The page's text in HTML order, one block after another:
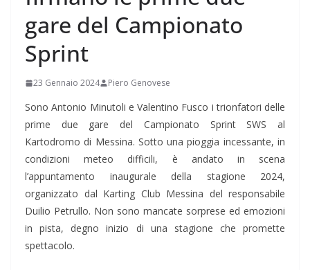
gare del Campionato
Sprint
23 Gennaio 2024 Piero Genovese
Sono Antonio Minutoli e Valentino Fusco i trionfatori delle
prime due gare del Campionato Sprint SWS al
Kartodromo di Messina. Sotto una pioggia incessante, in
condizioni meteo difficili, è andato in scena
l’appuntamento inaugurale della stagione 2024,
organizzato dal Karting Club Messina del responsabile
Duilio Petrullo. Non sono mancate sorprese ed emozioni
in pista, degno inizio di una stagione che promette
spettacolo.